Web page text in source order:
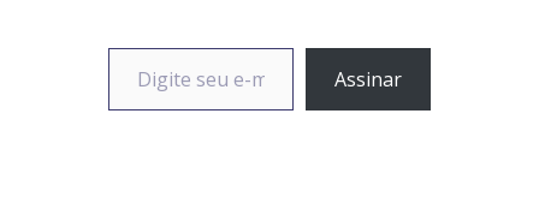
Digite seu e-mail…
Assinar